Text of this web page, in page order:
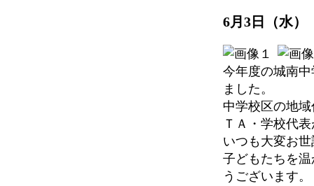
6月3日（水
今年度の城南
ました。
中学校区の地
ＴＡ・学校代
いつも大変お
子どもたちを
うございます。